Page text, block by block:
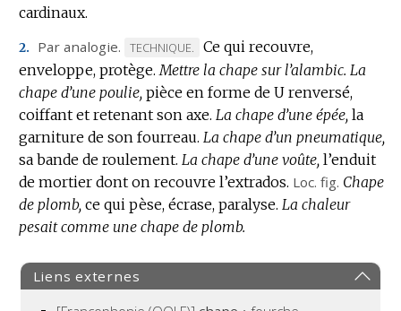
cardinaux.
2. Par analogie.
MARQUE
DE
DOMAINE
:
TECHNIQUE.
Ce qui recouvre,
enveloppe, protège. Mettre la chape sur l’alambic. La
chape d’une poulie, pièce en forme de U renversé,
coiffant et retenant son axe. La chape d’une épée, la
garniture de son fourreau. La chape d’un pneumatique,
sa bande de roulement. La chape d’une voûte, l’enduit
de mortier dont on recouvre l’extrados. Loc. fig. Chape
de plomb, ce qui pèse, écrase, paralyse. La chaleur
pesait comme une chape de plomb.
Liens externes